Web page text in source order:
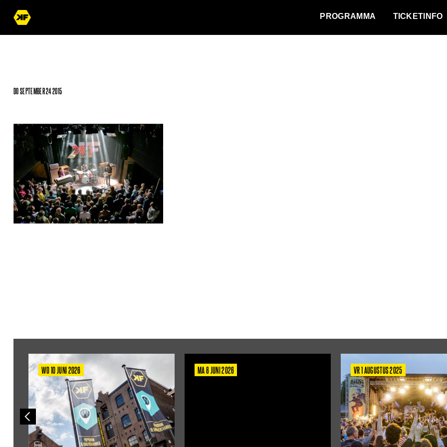
PROGRAMMA TICKETINFO
DO SEPTEMBER 24 2015
WO 10 JUNI 2026 MA 8 JUNI 2026 VR 1 AUGUSTUS 2025